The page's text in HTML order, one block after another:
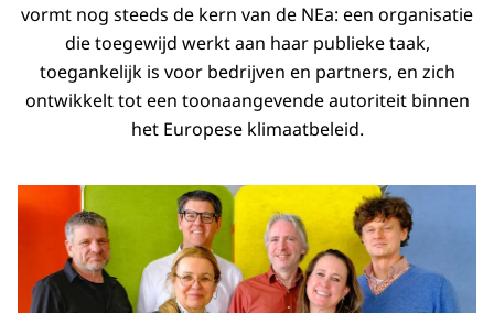
vormt nog steeds de kern van de NEa: een organisatie
die toegewijd werkt aan haar publieke taak,
toegankelijk is voor bedrijven en partners, en zich
ontwikkelt tot een toonaangevende autoriteit binnen
het Europese klimaatbeleid.